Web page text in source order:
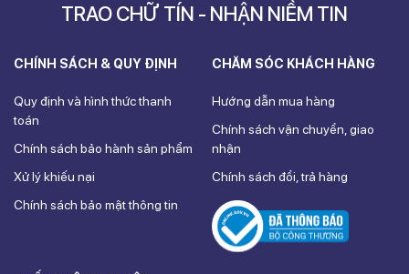
TRAO CHỮ TÍN - NHẬN NIỀM TIN
CHÍNH SÁCH & QUY ĐỊNH
Quy định và hình thức thanh
toán
Chính sách bảo hành sản phẩm
Xử lý khiếu nại
Chính sách bảo mật thông tin
CHĂM SÓC KHÁCH HÀNG
Hướng dẫn mua hàng
Chính sách vận chuyển, giao
nhận
Chính sách đổi, trả hàng